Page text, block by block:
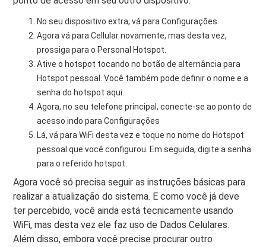
No seu dispositivo extra, vá para Configurações.
Agora vá para Cellular novamente, mas desta vez,
prossiga para o Personal Hotspot.
Ative o hotspot tocando no botão de alternância para
Hotspot pessoal. Você também pode definir o nome e a
senha do hotspot aqui.
Agora, no seu telefone principal, conecte-se ao ponto de
acesso indo para Configurações
Lá, vá para WiFi desta vez e toque no nome do Hotspot
pessoal que você configurou. Em seguida, digite a senha
para o referido hotspot.
Agora você só precisa seguir as instruções básicas para
realizar a atualização do sistema. E como você já deve
ter percebido, você ainda está tecnicamente usando
WiFi, mas desta vez ele faz uso de Dados Celulares.
Além disso, embora você precise procurar outro